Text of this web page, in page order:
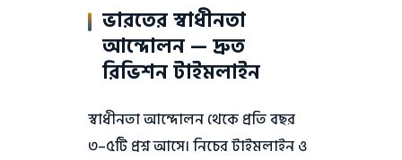
ভারতের স্বাধীনতা
আন্দোলন — দ্রুত
রিভিশন টাইমলাইন
স্বাধীনতা আন্দোলন থেকে প্রতি বছর
৩–৫টি প্রশ্ন আসে। নিচের টাইমলাইন ও